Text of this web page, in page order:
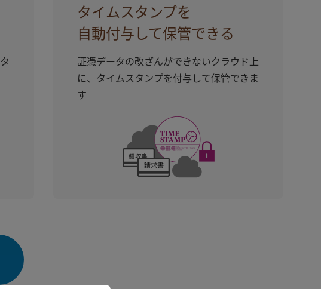
タイムスタンプを
⾃動付与して保管できる
証憑データの改ざんができないクラウド上
に、タイムスタンプを付与して保管できま
す